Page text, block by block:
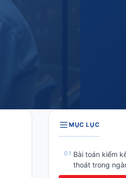
MỤC LỤC
Bài toán kiểm
thoát trong